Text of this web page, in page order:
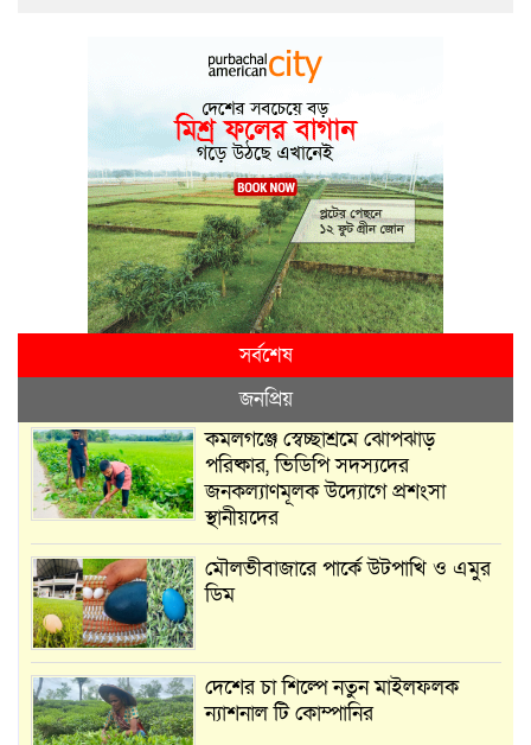
সর্বশেষ
জনপ্রিয়
কমলগঞ্জে স্বেচ্ছাশ্রমে ঝোপঝাড়
পরিষ্কার, ভিডিপি সদস্যদের
জনকল্যাণমূলক উদ্যোগে প্রশংসা
স্থানীয়দের
মৌলভীবাজারে পার্কে উটপাখি ও এমুর
ডিম
দেশের চা শিল্পে নতুন মাইলফলক
ন্যাশনাল টি কোম্পানির